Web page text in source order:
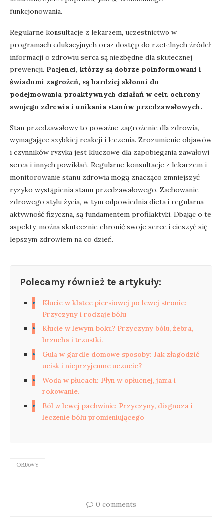
funkcjonowania.
Regularne konsultacje z lekarzem, uczestnictwo w
programach edukacyjnych oraz dostęp do rzetelnych źródeł
informacji o zdrowiu serca są niezbędne dla skutecznej
prewencji. Pacjenci, którzy są dobrze poinformowani i
świadomi zagrożeń, są bardziej skłonni do
podejmowania proaktywnych działań w celu ochrony
swojego zdrowia i unikania stanów przedzawałowych.
Stan przedzawałowy to poważne zagrożenie dla zdrowia,
wymagające szybkiej reakcji i leczenia. Zrozumienie objawów
i czynników ryzyka jest kluczowe dla zapobiegania zawałowi
serca i innych powikłań. Regularne konsultacje z lekarzem i
monitorowanie stanu zdrowia mogą znacząco zmniejszyć
ryzyko wystąpienia stanu przedzawałowego. Zachowanie
zdrowego stylu życia, w tym odpowiednia dieta i regularna
aktywność fizyczna, są fundamentem profilaktyki. Dbając o te
aspekty, można skutecznie chronić swoje serce i cieszyć się
lepszym zdrowiem na co dzień.
Polecamy również te artykuły:
Kłucie w klatce piersiowej po lewej stronie:
Przyczyny i rodzaje bólu
Kłucie w lewym boku? Przyczyny bólu, żebra,
brzucha i trzustki.
Gula w gardle domowe sposoby: Jak złagodzić
ucisk i nieprzyjemne uczucie?
Woda w płucach: Płyn w opłucnej, jama i
rokowanie.
Ból w lewej pachwinie: Przyczyny, diagnoza i
leczenie bólu promieniującego
OBJAWY
0 comments